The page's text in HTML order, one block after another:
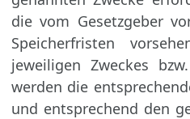
die vom Gesetzgeber
Speicherfristen
jeweiligen Zweckes
werden die
und entsprechend den